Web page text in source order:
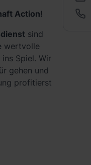
Action!
sind
wertvolle
Spiel. Wir
gehen und
profitierst